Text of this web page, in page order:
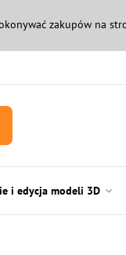
zakupów na
i edycja modeli 3D